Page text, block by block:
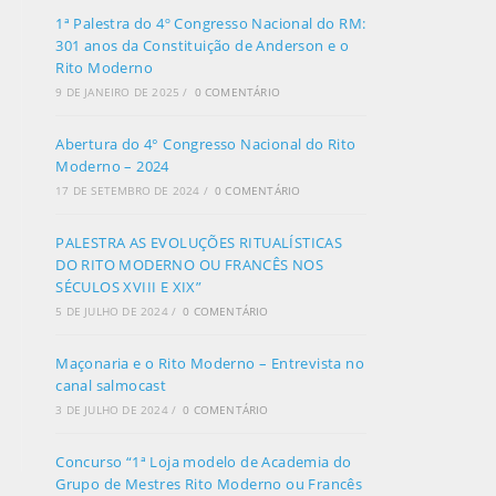
1ª Palestra do 4º Congresso Nacional do RM:
301 anos da Constituição de Anderson e o
Rito Moderno
9 DE JANEIRO DE 2025 / 0 COMENTÁRIO
Abertura do 4° Congresso Nacional do Rito
Moderno – 2024
17 DE SETEMBRO DE 2024 / 0 COMENTÁRIO
PALESTRA AS EVOLUÇÕES RITUALÍSTICAS
DO RITO MODERNO OU FRANCÊS NOS
SÉCULOS XVIII E XIX”
5 DE JULHO DE 2024 / 0 COMENTÁRIO
Maçonaria e o Rito Moderno – Entrevista no
canal salmocast
3 DE JULHO DE 2024 / 0 COMENTÁRIO
Concurso “1ª Loja modelo de Academia do
Grupo de Mestres Rito Moderno ou Francês